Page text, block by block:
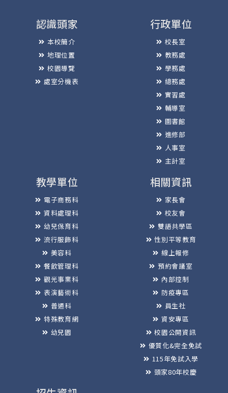
認識頭家
本校簡介
地理位置
校園導覽
處室分機表
行政單位
校長室
教務處
學務處
總務處
實習處
輔導室
圖書館
進修部
人事室
主計室
教學單位
電子商務科
資料處理科
幼兒保育科
流行服飾科
美容科
餐飲管理科
觀光事業科
表演藝術科
普通科
特殊教育網
幼兒園
相關資訊
家長會
校友會
雙語共學區
性別平等教育
線上報修
預約會議室
內部控制
防疫專區
員生社
資安專區
校園公開資訊
優質化&完全免試
115年免試入學
頭家80年校慶